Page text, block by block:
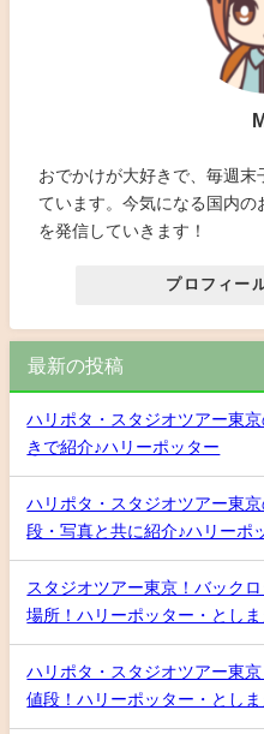
おでかけが大好きで、毎週
ています。今気になる国内の
を発信していきます！
プロフィー
最新の投稿
ハリポタ・スタジオツアー東
きで紹介♪ハリーポッター
ハリポタ・スタジオツアー東
段・写真と共に紹介♪ハリーポ
スタジオツアー東京！バック
場所！ハリーポッター・とし
ハリポタ・スタジオツアー東
値段！ハリーポッター・とし